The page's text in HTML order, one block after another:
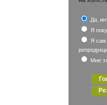
Да,
Я
Я сам
Мне